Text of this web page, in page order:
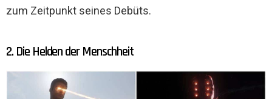
zum Zeitpunkt seines Debüts.
2. Die Helden der Menschheit